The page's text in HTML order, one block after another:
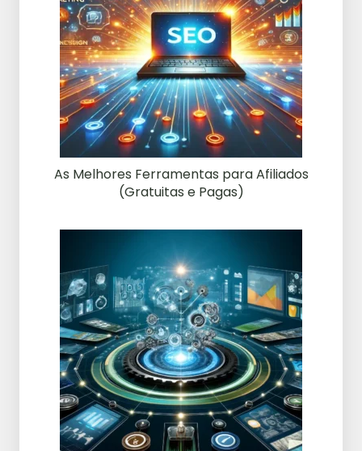
As Melhores Ferramentas para Afiliados
(Gratuitas e Pagas)